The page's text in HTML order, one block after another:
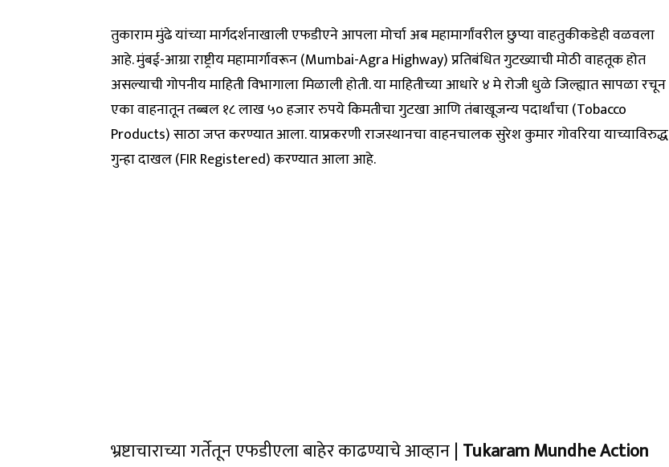
तुकाराम मुंढे यांच्या मार्गदर्शनाखाली एफडीएने आपला मोर्चा अब महामार्गांवरील छुप्या वाहतुकीकडेही वळवला
आहे. मुंबई-आग्रा राष्ट्रीय महामार्गावरून (Mumbai-Agra Highway) प्रतिबंधित गुटख्याची मोठी वाहतूक होत
असल्याची गोपनीय माहिती विभागाला मिळाली होती. या माहितीच्या आधारे ४ मे रोजी धुळे जिल्ह्यात सापळा रचून
एका वाहनातून तब्बल १८ लाख ५० हजार रुपये किमतीचा गुटखा आणि तंबाखूजन्य पदार्थांचा (Tobacco
Products) साठा जप्त करण्यात आला. याप्रकरणी राजस्थानचा वाहनचालक सुरेश कुमार गोवरिया याच्याविरुद्ध
गुन्हा दाखल (FIR Registered) करण्यात आला आहे.
भ्रष्टाचाराच्या गर्तेतून एफडीएला बाहेर काढण्याचे आव्हान | Tukaram Mundhe Action